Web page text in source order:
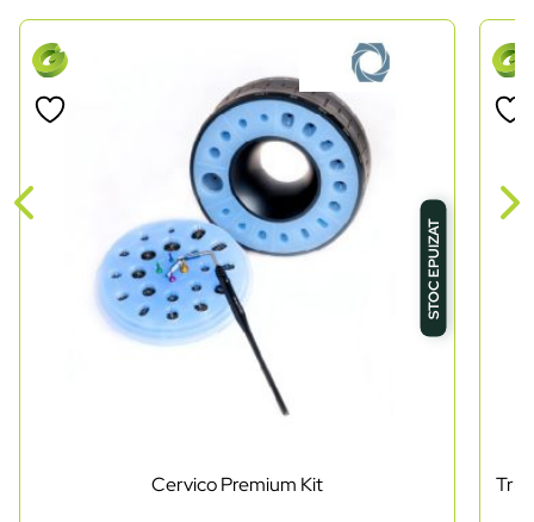
STOC EPUIZAT
Cervico Premium Kit